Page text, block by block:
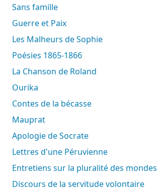
Sans famille
Guerre et Paix
Les Malheurs de Sophie
Poésies 1865-1866
La Chanson de Roland
Ourika
Contes de la bécasse
Mauprat
Apologie de Socrate
Lettres d'une Péruvienne
Entretiens sur la pluralité des mondes
Discours de la servitude volontaire